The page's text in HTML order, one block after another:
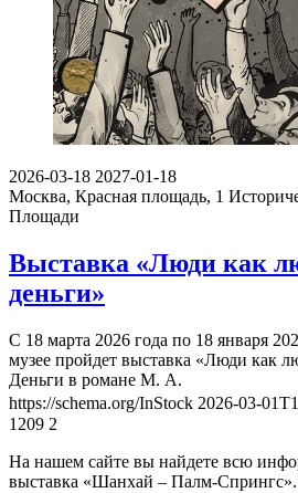
2026-03-18 2027-01-18
Москва, Красная площадь, 1
Площади
Выставка «Люди как
деньги»
С 18 марта 2026 года по 18 января
музее пройдет выставка «Люди как
Деньги в романе М. А.
https://schema.org/InStock 2026-03-
1209 2
На нашем сайте вы найдете всю
выставка «Шанхай – Палм-Спрингс».